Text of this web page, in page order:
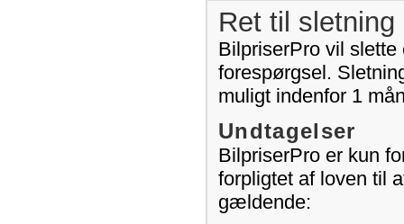
Ret til
BilpriserPro vil
forespørgsel.
muligt indenfor 1
Undtagelser
BilpriserPro er kun
forpligtet af loven til
gældende: